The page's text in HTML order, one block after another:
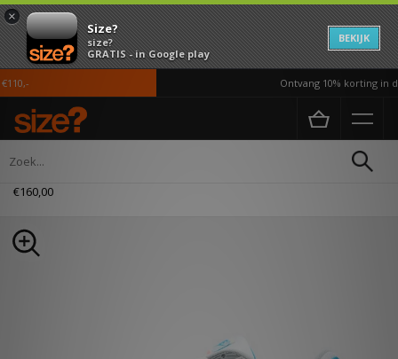
×
Size?
size?
GRATIS - in Google play
BEKIJK
Ontvang 10% korting in de
Home Heren
Nike Air Max 90
€160,00